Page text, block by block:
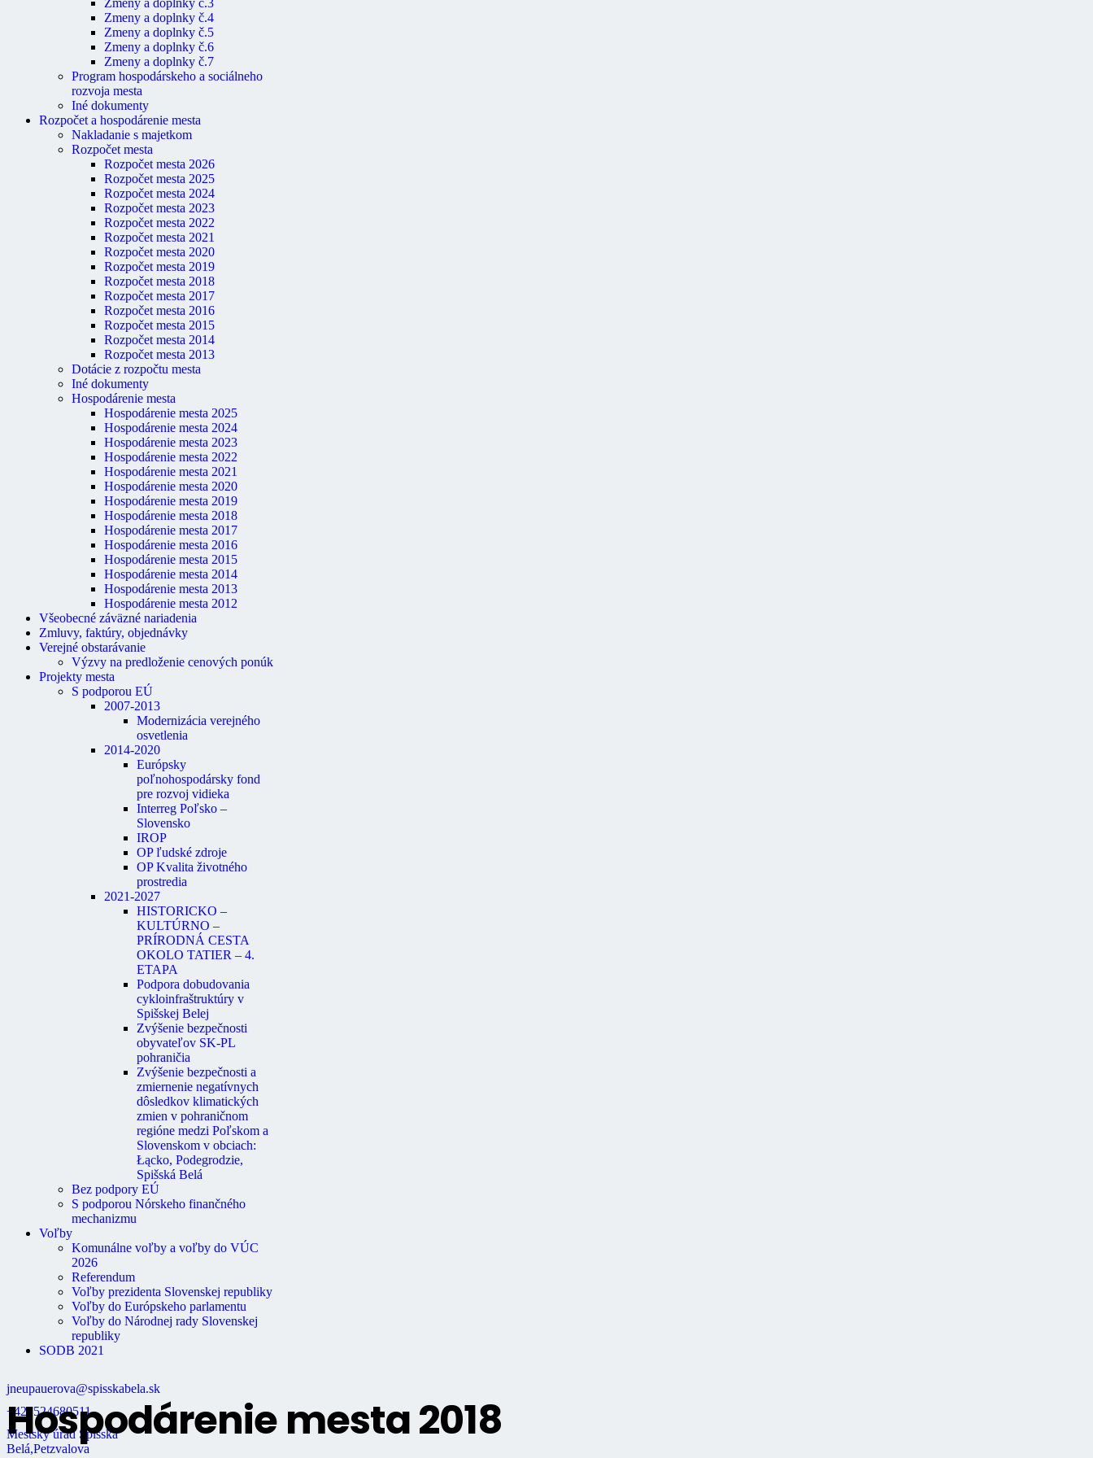
Zmeny a doplnky č.4
Zmeny a doplnky č.5
Zmeny a doplnky č.6
Zmeny a doplnky č.7
Program hospodárskeho a sociálneho
rozvoja mesta
Iné dokumenty
Rozpočet a hospodárenie mesta
Nakladanie s majetkom
Rozpočet mesta
Rozpočet mesta 2026
Rozpočet mesta 2025
Rozpočet mesta 2024
Rozpočet mesta 2023
Rozpočet mesta 2022
Rozpočet mesta 2021
Rozpočet mesta 2020
Rozpočet mesta 2019
Rozpočet mesta 2018
Rozpočet mesta 2017
Rozpočet mesta 2016
Rozpočet mesta 2015
Rozpočet mesta 2014
Rozpočet mesta 2013
Dotácie z rozpočtu mesta
Iné dokumenty
Hospodárenie mesta
Hospodárenie mesta 2025
Hospodárenie mesta 2024
Hospodárenie mesta 2023
Hospodárenie mesta 2022
Hospodárenie mesta 2021
Hospodárenie mesta 2020
Hospodárenie mesta 2019
Hospodárenie mesta 2018
Hospodárenie mesta 2017
Hospodárenie mesta 2016
Hospodárenie mesta 2015
Hospodárenie mesta 2014
Hospodárenie mesta 2013
Hospodárenie mesta 2012
Všeobecné záväzné nariadenia
Zmluvy, faktúry, objednávky
Verejné obstarávanie
Výzvy na predloženie cenových ponúk
Projekty mesta
S podporou EÚ
2007-2013
Modernizácia verejného
osvetlenia
2014-2020
Európsky
poľnohospodársky fond
pre rozvoj vidieka
Interreg Poľsko –
Slovensko
IROP
OP ľudské zdroje
OP Kvalita životného
prostredia
2021-2027
HISTORICKO –
KULTÚRNO –
PRÍRODNÁ CESTA
OKOLO TATIER – 4.
ETAPA
Podpora dobudovania
cykloinfraštruktúry v
Spišskej Belej
Zvýšenie bezpečnosti
obyvateľov SK-PL
pohraničia
Zvýšenie bezpečnosti a
zmiernenie negatívnych
dôsledkov klimatických
zmien v pohraničnom
regióne medzi Poľskom a
Slovenskom v obciach:
Łącko, Podegrodzie,
Spišská Belá
Bez podpory EÚ
S podporou Nórskeho finančného
mechanizmu
Voľby
Komunálne voľby a voľby do VÚC
2026
Referendum
Voľby prezidenta Slovenskej republiky
Voľby do Európskeho parlamentu
Voľby do Národnej rady Slovenskej
republiky
SODB 2021
Hospodárenie mesta 2018
Zaujimavé odkazy
Oznámenia
Úradná tabuľa
Fotogaléria
Mestské noviny
Mestský úrad
Ochrana osobných údajov
Stavebný úrad
Správa bytov a nebytových priestorov
Osvedčovanie podpisov
Mestská knižnica
Matričný úrad
Mestská polícia
Miestne dane
Primátor mesta
Regionálne turistické informačné
centrum
Školstvo
Údržba bytov
Údržba nebytových priestorov
Kontakt
jneupauerova@spisskabela.sk
+421524680511
Mestský úrad Spišská
Belá,Petzvalova